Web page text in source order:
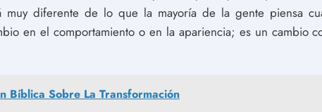
muy diferente de lo que la mayoría de la gente piensa
en el comportamiento o en la apariencia; es un cambio
Bíblica Sobre La Transformación